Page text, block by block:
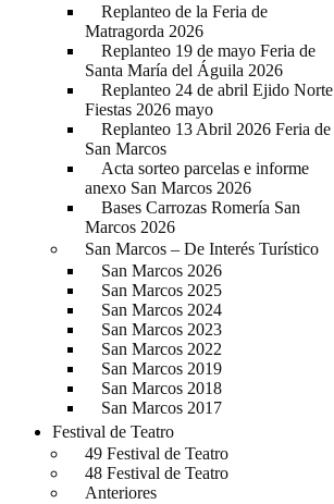
Replanteo de la Feria de
Matragorda 2026
Replanteo 19 de mayo Feria de
Santa María del Águila 2026
Replanteo 24 de abril Ejido Norte
Fiestas 2026 mayo
Replanteo 13 Abril 2026 Feria de
San Marcos
Acta sorteo parcelas e informe
anexo San Marcos 2026
Bases Carrozas Romería San
Marcos 2026
San Marcos – De Interés Turístico
San Marcos 2026
San Marcos 2025
San Marcos 2024
San Marcos 2023
San Marcos 2022
San Marcos 2019
San Marcos 2018
San Marcos 2017
Festival de Teatro
49 Festival de Teatro
48 Festival de Teatro
Anteriores